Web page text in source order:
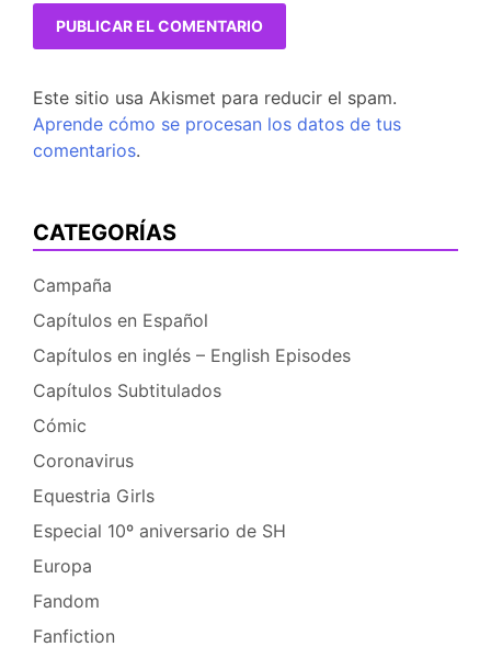
Este sitio usa Akismet para reducir el spam.
Aprende cómo se procesan los datos de tus
comentarios.
CATEGORÍAS
Campaña
Capítulos en Español
Capítulos en inglés – English Episodes
Capítulos Subtitulados
Cómic
Coronavirus
Equestria Girls
Especial 10º aniversario de SH
Europa
Fandom
Fanfiction